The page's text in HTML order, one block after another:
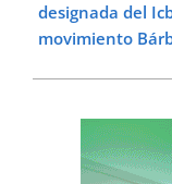
designada del
movimiento